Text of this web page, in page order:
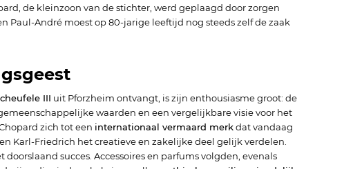
de kleinzoon van de stichter, werd geplaagd door zorgen
Paul-André moest op 80-jarige leeftijd nog steeds zelf de zaak
III uit Pforzheim ontvangt, is zijn enthousiasme groot: de
waarden en een vergelijkbare visie voor het
zich tot een internationaal vermaard merkdat vandaag
Karl-Friedrich het creatieve en zakelijke deel gelijk verdelen.
doorslaand succes. Accessoires en parfums volgden, evenals